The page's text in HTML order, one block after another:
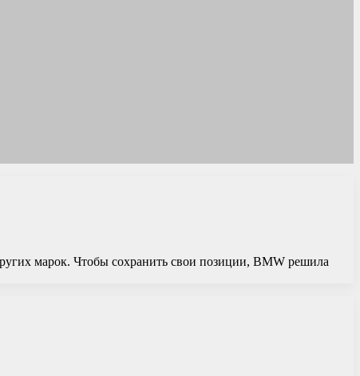
марок. Чтобы сохранить свои позиции, BMW решила